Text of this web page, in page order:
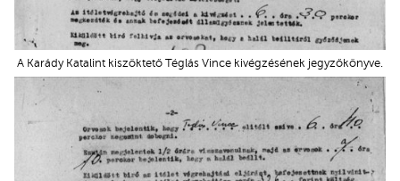
A Karády Katalint kiszöktető Téglás Vince kivégzésének jegyzőkönyve.